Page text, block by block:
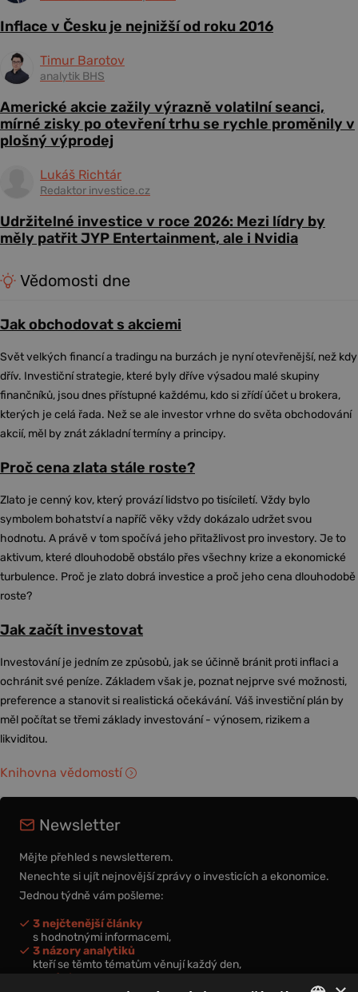
Inflace v Česku je nejnižší od roku 2016
Timur Barotov
analytik BHS
Americké akcie zažily výrazně volatilní seanci,
mírné zisky po otevření trhu se rychle proměnily v
plošný výprodej
Lukáš Richtár
Redaktor investice.cz
Udržitelné investice v roce 2026: Mezi lídry by
měly patřit JYP Entertainment, ale i Nvidia
Vědomosti dne
Jak obchodovat s akciemi
Svět velkých financí a tradingu na burzách je nyní otevřenější, než kdy
dřív. Investiční strategie, které byly dříve výsadou malé skupiny
finančníků, jsou dnes přístupné každému, kdo si zřídí účet u brokera,
kterých je celá řada. Než se ale investor vrhne do světa obchodování
akcií, měl by znát základní termíny a principy.
Proč cena zlata stále roste?
Zlato je cenný kov, který provází lidstvo po tisíciletí. Vždy bylo
symbolem bohatství a napříč věky vždy dokázalo udržet svou
hodnotu. A právě v tom spočívá jeho přitažlivost pro investory. Je to
aktivum, které dlouhodobě obstálo přes všechny krize a ekonomické
turbulence. Proč je zlato dobrá investice a proč jeho cena dlouhodobě
roste?
Jak začít investovat
Investování je jedním ze způsobů, jak se účinně bránit proti inflaci a
ochránit své peníze. Základem však je, poznat nejprve své možnosti,
preference a stanovit si realistická očekávání. Váš investiční plán by
měl počítat se třemi základy investování - výnosem, rizikem a
likviditou.
Knihovna vědomostí
Newsletter
Mějte přehled s newsletterem.
Nenechte si ujít nejnovější zprávy o investicích a ekonomice.
Jednou týdně vám pošleme:
3 nejčtenější články
s hodnotnými informacemi,
3 názory analytiků
kteří se těmto tématům věnují každý den,
nová videa a podcasty